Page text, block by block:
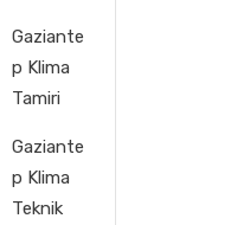
Gaziante
p Klima
Tamiri
Gaziante
p Klima
Teknik